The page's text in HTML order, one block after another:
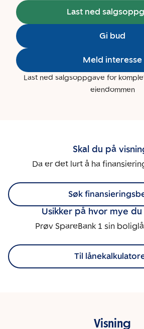
Last ned
Gi bud
Meld interesse
Last ned salgsoppgave for
eiendommen
Skal du på
Da er det lurt å ha
Søk
Usikker på hvor mye du
Prøv SpareBank 1 sin
Til
Visning